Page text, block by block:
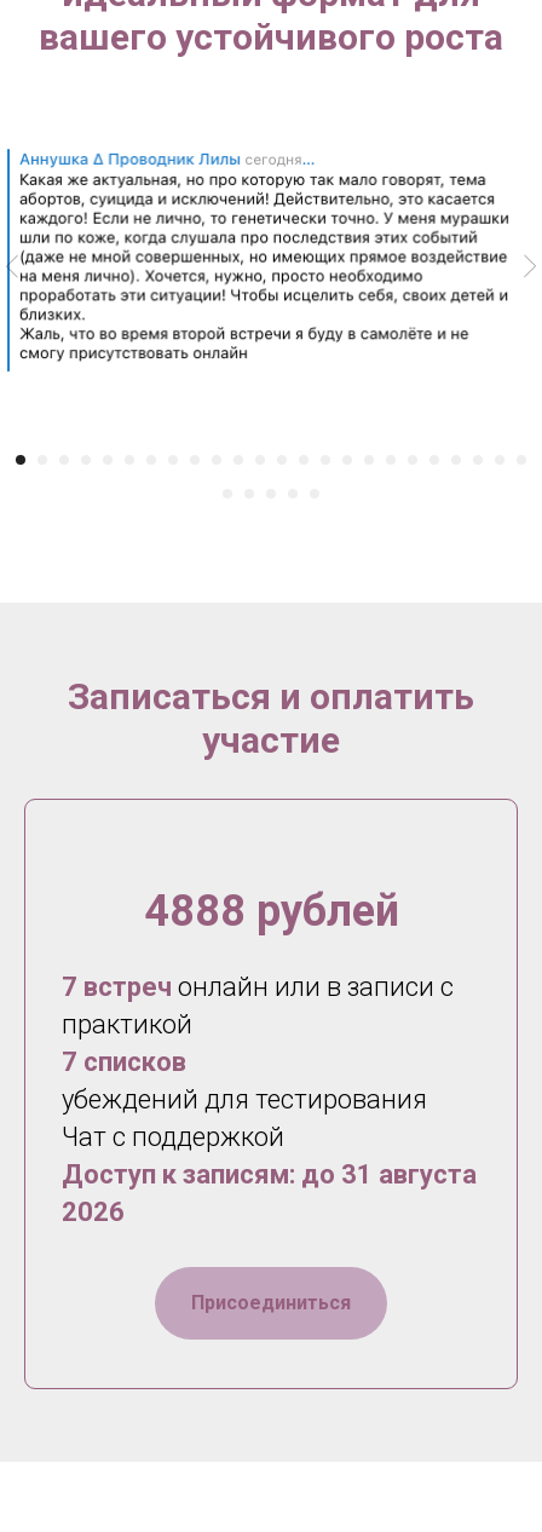
вашего устойчивого роста
Записаться и оплатить
участие
4888 рублей
7 встреч онлайн или в записи с
практикой
7 списков
убеждений для тестирования
Чат с поддержкой
Доступ к записям: до 31 августа
2026
Присоединиться